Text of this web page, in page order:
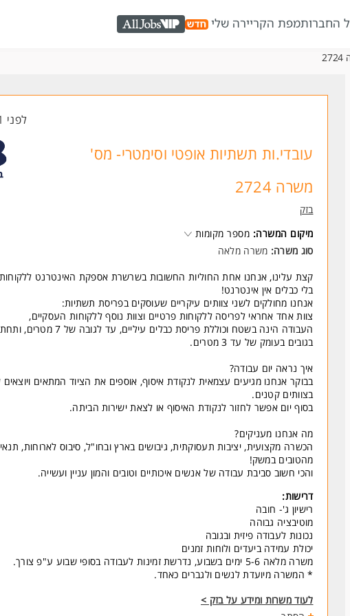
החברותמפת הקריירה שלי AllJobs VIP
לפני 21 שעות
עובדי.ות תשתיות אופטי וסימטרי- מס'
משרה 2724
בזק
מיקום המשרה: מספר מקומות
סוג משרה: משרה מלאה
קצת עלינו, אנחנו אחת החוליות החשובות בשרשרת אספקת האינטרנט ללקוחות
בלי כבלים אין אינטרנט!
אנחנו מחולקים לשני צוותים עיקריים שעוסקים בפריסת תשתיות:
צוות אחד אחראי לפריסה ללקוחות פרטיים וצוות נוסף ללקוחות העסקיים,
העבודה הינה בשטח וכוללת פריסת כבלים עיליים, עד לגובה של 7
בגובים בעומק של עד 3 מטרים.
איך נראה יום עבודה?
בבוקר אנחנו מגיעים עצמאית לנקודת איסוף, אוספים את הציוד המתאים
בצוותים קטנים.
בסוף יום אפשר לחזור לנקודת האיסוף או לצאת ישירות הביתה.
מה אנחנו מעניקים?
הכשרה מקצועית, יציבות תעסוקתית, גיבושים בארץ ובחו"ל, סיבוס לארוחות,
מהטובים במשק!
והכי חשוב סביבת עבודה של אנשים איכותיים וטובים והמון עניין ועשייה.
דרישות:
רישיון ג'- חובה
מוטיבציה גבוהה
נכונות לעבודה פיזית ובגובה
יכולת עמידה ביעדים ולוחות זמנים
משרה מלאה 5-6 ימים בשבוע, נדרשת זמינות לעבודה בסופי שבוע ע"פ צורך.
* המשרה מיועדת לנשים ולגברים כאחד.
לעוד משרות ומידע על בזק >